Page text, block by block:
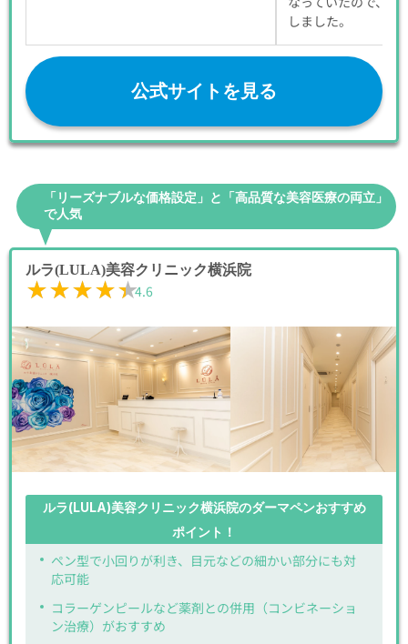
しました。
公式サイトを見る
「リーズナブルな価格設定」と「高品質な美容医療の両立」
で人気
ルラ(LULA)美容クリニック横浜院
★★★★★
★★★★★4.6
ルラ(LULA)美容クリニック横浜院のダーマペンおすすめ
ポイント！
ペン型で小回りが利き、目元などの細かい部分にも対
応可能
コラーゲンピールなど薬剤との併用（コンビネーショ
ン治療）がおすすめ